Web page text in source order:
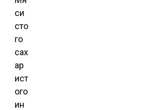
си
сто
го
сах
ар
ист
ого
ин